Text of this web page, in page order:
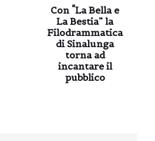
Con “La Bella e
La Bestia” la
Filodrammatica
di Sinalunga
torna ad
incantare il
pubblico